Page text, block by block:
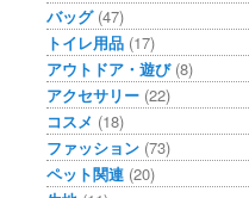
バッグ(47)
トイレ用品 (17)
アウトドア・遊び(8)
アクセサリー (22)
コスメ (18)
ファッション (73)
ペット関連 (20)